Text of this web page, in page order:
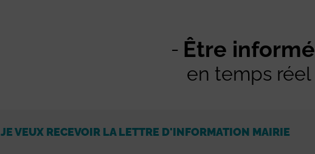
Être informé
en temps réel
JE VEUX RECEVOIR LA LETTRE D'INFORMATION MAIRIE